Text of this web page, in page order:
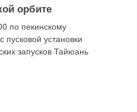
орбите
по пекинскому
установки
запусков Тайюань